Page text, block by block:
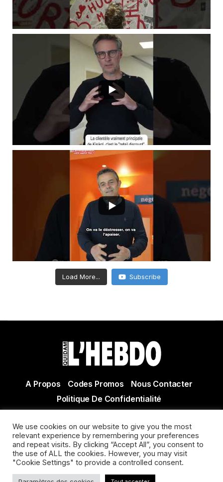
Load More... Subscribe
A Propos Codes Promos
Nous Contacter
Politique De Confidentialité
Actualité Agen - Actualité en lot et Garonne - Actualité
Villeneuve sur Lot
We use cookies on our website to give you the most
relevant experience by remembering your preferences
and repeat visits. By clicking “Accept All”, you consent to
the use of ALL the cookies. However, you may visit
"Cookie Settings" to provide a controlled consent.